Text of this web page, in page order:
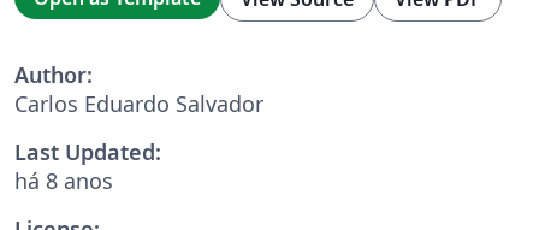
Author:
Carlos Eduardo Salvador
Last Updated:
há 8 anos